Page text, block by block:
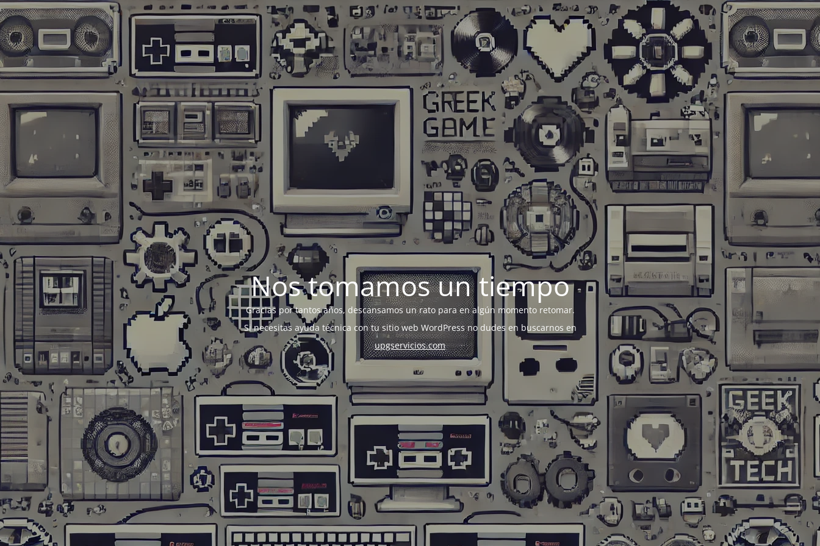
Nos tomamos un tiempo
Gracias por tantos años, descansamos un rato para en algún momento retomar.
Si necesitas ayuda técnica con tu sitio web WordPress no dudes en buscarnos en
upgservicios.com